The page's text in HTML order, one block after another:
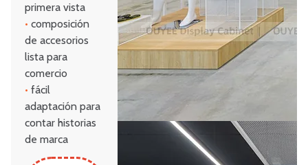
primera vista
• composición
de accesorios
lista para
comercio
• fácil
adaptación para
contar historias
de marca